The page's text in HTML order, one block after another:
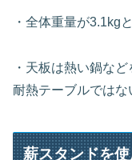
・全体重量が3.1kg
・天板は熱い鍋な
耐熱テーブルではな
薪スタンドを